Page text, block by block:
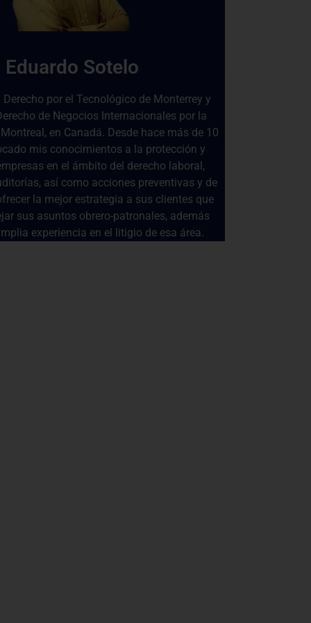
Eduardo Sotelo
por el Tecnológico de Monterrey y
de Negocios Internacionales por la
en Canadá. Desde hace más de 10
mis conocimientos a la protección y
en el ámbito del derecho laboral,
así como acciones preventivas y de
la mejor estrategia a sus clientes que
sus asuntos obrero-patronales, además
experiencia en el litigio de esa área.